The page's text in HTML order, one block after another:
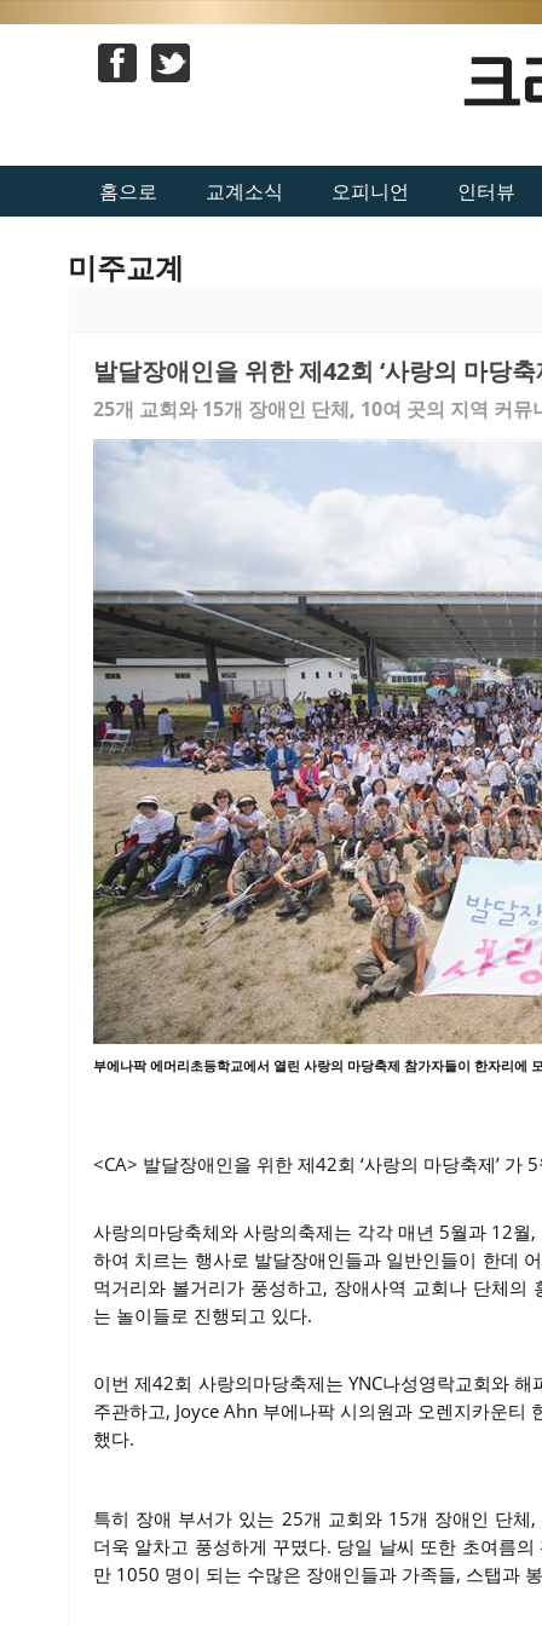
홈으로 교계소식 오피니언 인터뷰
미주교계
발달장애인을 위한 제42회 ‘사랑의 마당축
25개 교회와 15개 장애인 단체, 10여 곳의 지역 커뮤
부에나팍 에머리초등학교에서 열린 사랑의 마당축제 참가자들이 한자리에
<CA> 발달장애인을 위한 제42회 ‘사랑의 마당축제’
사랑의마당축체와 사랑의축제는 각각 매년 5월과 12
하여 치르는 행사로 발달장애인들과 일반인들이 한데
먹거리와 볼거리가 풍성하고, 장애사역 교회나 단체
는 놀이들로 진행되고 있다.
이번 제42회 사랑의마당축제는 YNC나성영락교회와
주관하고, Joyce Ahn 부에나팍 시의원과 오렌지카운티
했다.
특히 장애 부서가 있는 25개 교회와 15개 장애인 단
더욱 알차고 풍성하게 꾸몄다. 당일 날씨 또한 초여름
만 1050 명이 되는 수많은 장애인들과 가족들, 스탭과